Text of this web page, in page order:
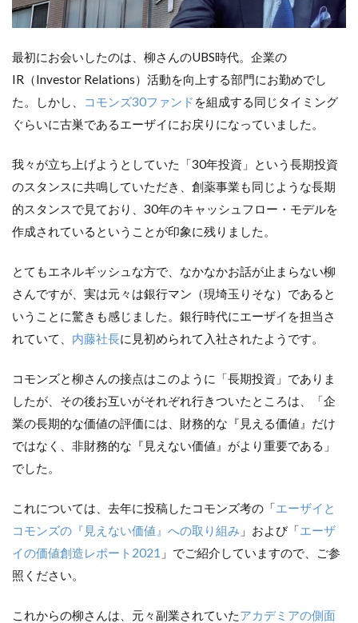
最初にお会いしたのは、柳さんのUBS時代。企業の
IR（Investor Relations）活動を向上する部門にお勤めでし
た。しかし、
コモンズ30ファンド を組成する同じタイミング
ぐらいに古巣であるエーザイにお戻りになっていました。
我々が立ち上げようとしていた「30年投資」という長期投資
のスタンスに共鳴していただき、創薬事業も同じような長期
的スタンスで見ており、30年のキャッシュフロー・モデルを
作成されているということが印象に残りました。
とてもエネルギッシュな方で、なかなかお話が止まらない柳
さんですが、実は元々は銀行マン（現埼玉りそな）であると
いうことに驚きも感じました。銀行時代にエーザイを担当さ
れていて、 内藤社長に見初められて入社されたようです。
コモンズと柳さんの接点はこのように「長期投資」でありま
したが、その後お互いがそれぞれ行きついたところは、「企
業の長期的な価値の評価には、財務的な『見える価値』だけ
ではなく、非財務的な『見えない価値』がより重要である」
でした。
これについては、去年に投稿したコモンズ考の「エーザイと
コモンズの『見えない価値』への取り組み 」および「エーザ
イの価値創造レポート2021 」でご紹介していますので、ご参
照ください。
これからの柳さんは、元々副業されていたアカデミアの側面